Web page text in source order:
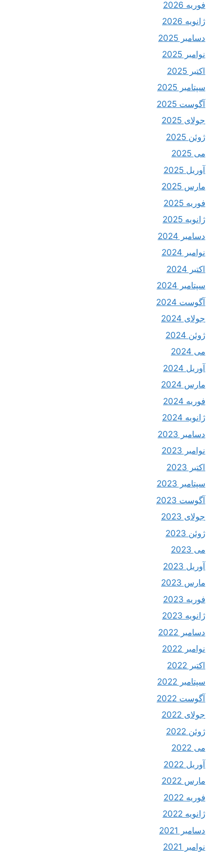
فوریه 2026
ژانویه 2026
دسامبر 2025
نوامبر 2025
اکتبر 2025
سپتامبر 2025
آگوست 2025
جولای 2025
ژوئن 2025
می 2025
آوریل 2025
مارس 2025
فوریه 2025
ژانویه 2025
دسامبر 2024
نوامبر 2024
اکتبر 2024
سپتامبر 2024
آگوست 2024
جولای 2024
ژوئن 2024
می 2024
آوریل 2024
مارس 2024
فوریه 2024
ژانویه 2024
دسامبر 2023
نوامبر 2023
اکتبر 2023
سپتامبر 2023
آگوست 2023
جولای 2023
ژوئن 2023
می 2023
آوریل 2023
مارس 2023
فوریه 2023
ژانویه 2023
دسامبر 2022
نوامبر 2022
اکتبر 2022
سپتامبر 2022
آگوست 2022
جولای 2022
ژوئن 2022
می 2022
آوریل 2022
مارس 2022
فوریه 2022
ژانویه 2022
دسامبر 2021
نوامبر 2021